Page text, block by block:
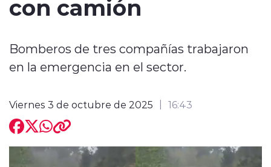
con camión
Bomberos de tres compañías trabajaron
en la emergencia en el sector.
Viernes 3 de octubre de 2025 16:43